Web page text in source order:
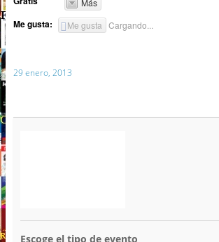
Me gusta: Me gusta Cargando...
29 enero, 2013
Escoge el tipo de evento